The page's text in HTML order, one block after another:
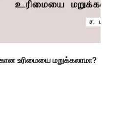
உரிமையை மறுக்கலாமா?